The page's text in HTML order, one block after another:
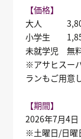
【価格】
大人 3,800
小学生
未就学児 無
※アサヒスー
ランもご用意
【期間】
2026年7月4日
※土曜日/日曜